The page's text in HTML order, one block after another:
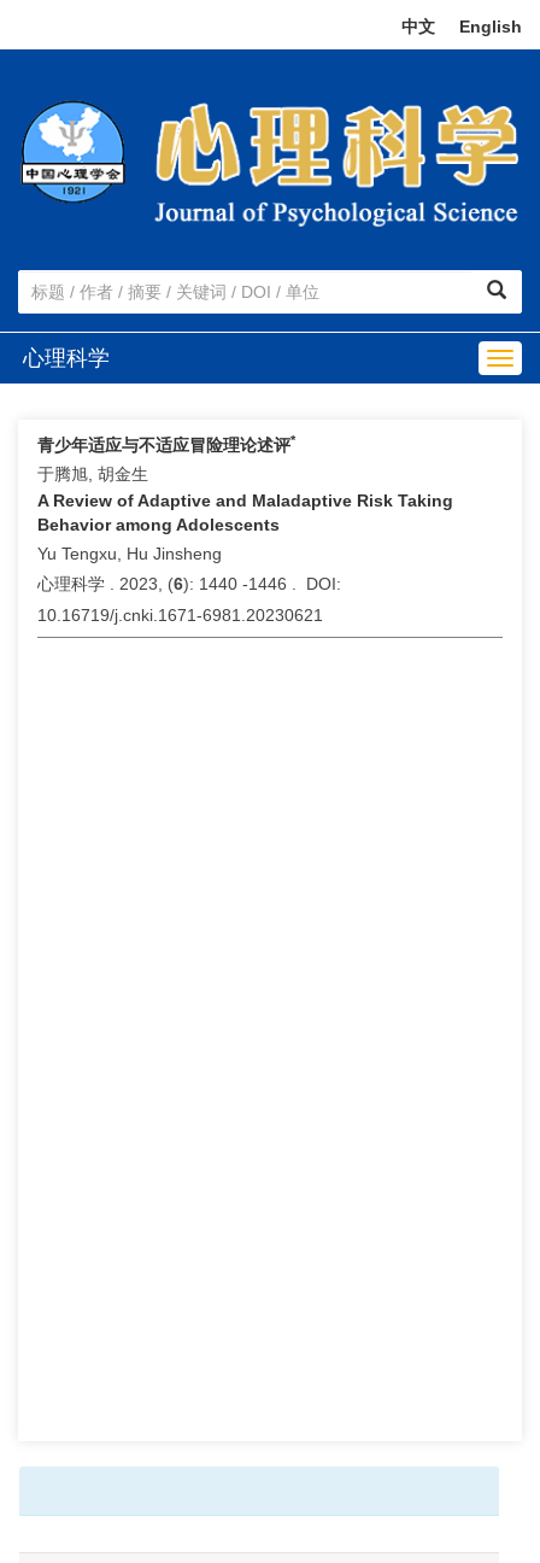
中文 English
心理科学
青少年适应与不适应冒险理论述评*
于腾旭, 胡金生
A Review of Adaptive and Maladaptive Risk Taking
Behavior among Adolescents
Yu Tengxu, Hu Jinsheng
心理科学 . 2023, (6): 1440 -1446 . DOI:
10.16719/j.cnki.1671-6981.20230621